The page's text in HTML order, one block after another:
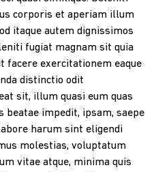
corporis et aperiam illum
itaque autem dignissimos
fugiat magnam sit quia
facere exercitationem eaque
distinctio odit
sit, illum quasi eum quas
beatae impedit, ipsam, saepe
harum sint eligendi
molestias, voluptatum
vitae atque, minima quis